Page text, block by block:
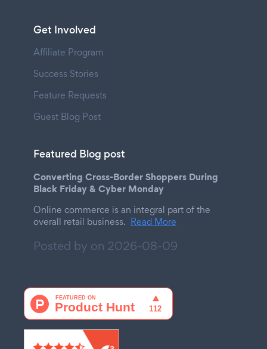
Get Involved
Affiliate Program
Success Stories
Feature Requests
Guest Blog Post
Featured Blog post
Converting Cross-Border Shoppers During
Black Friday & Cyber Monday
Online commerce is an integral part of the
overall retail business. Read More
Posted by on 2026-08-09